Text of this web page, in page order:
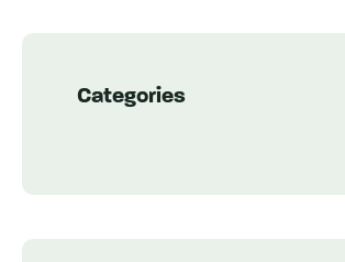
Categories